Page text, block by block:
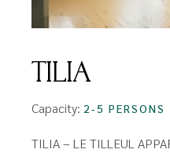
TILIA
Capacity: 2-5 PERSONS
TILIA – LE TILLEUL